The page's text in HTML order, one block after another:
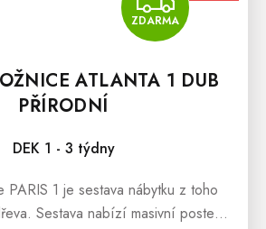
ZDARMA
ATLANTA 1 DUB
PŘÍRODNÍ
DEK 1 - 3 týdny
PARIS 1 je sestava nábytku z toho
Sestava nabízí masivní postel s